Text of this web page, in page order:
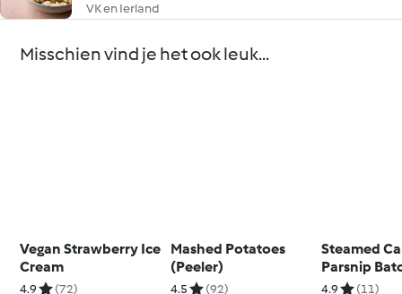
VK en Ierland
Misschien vind je het ook leuk...
Vegan Strawberry Ice
Cream
4.9 (72)
Mashed Potatoes
(Peeler)
4.5 (92)
Steamed
Parsnip
4.9 (11)